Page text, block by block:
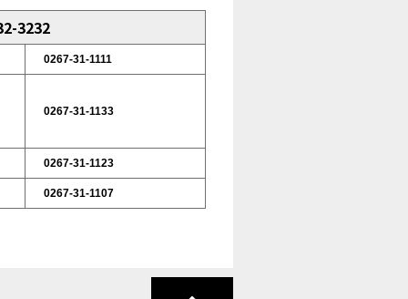
3232
0267-31-1111
0267-31-1133
0267-31-1123
0267-31-1107